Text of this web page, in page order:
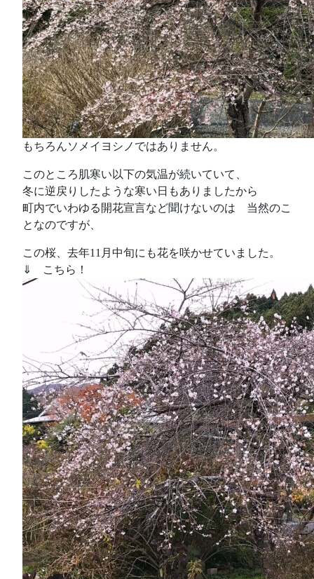
もちろんソメイヨシノではありません。
このところ肌寒い以下の気温が続いていて、
冬に逆戻りしたような寒い日もありましたから
町内でいわゆる開花宣言など聞けないのは 当然のこ
となのですが、
この桜、去年11月中旬にも花を咲かせていました。
⇓ こちら！